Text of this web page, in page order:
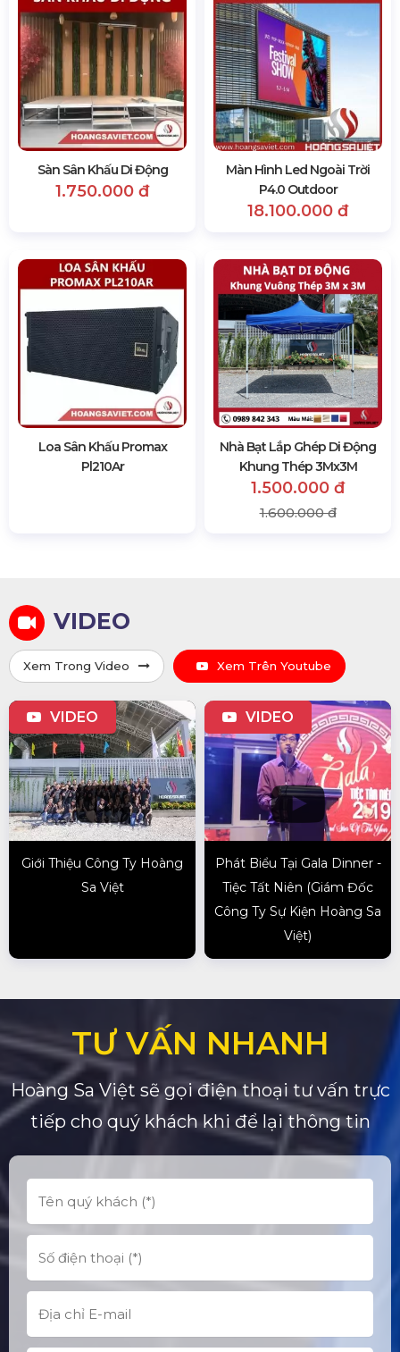
Sàn Sân Khấu Di Động
1.750.000 đ
Màn Hình Led Ngoài Trời
P4.0 Outdoor
18.100.000 đ
Loa Sân Khấu Promax
Pl210Ar
Nhà Bạt Lắp Ghép Di Động
Khung Thép 3Mx3M
1.500.000 đ
1.600.000 đ
VIDEO
Xem Trong Video Xem Trên Youtube
VIDEO
Giới Thiệu Công Ty Hoàng
Sa Việt
VIDEO
Phát Biểu Tại Gala Dinner -
Tiệc Tất Niên (Giám Đốc
Công Ty Sự Kiện Hoàng Sa
Việt)
TƯ VẤN NHANH
Hoàng Sa Việt sẽ gọi điện thoại tư vấn trực
tiếp cho quý khách khi để lại thông tin